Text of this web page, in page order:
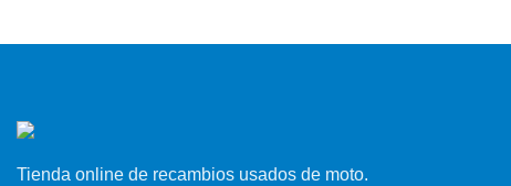
Tienda online de recambios usados de moto.